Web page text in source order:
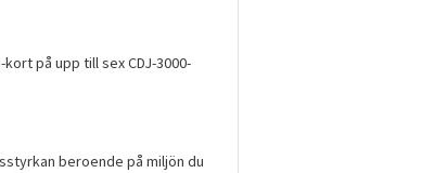
på upp till sex CDJ-3000-
beroende på miljön du